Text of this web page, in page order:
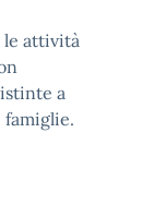
le attività
a